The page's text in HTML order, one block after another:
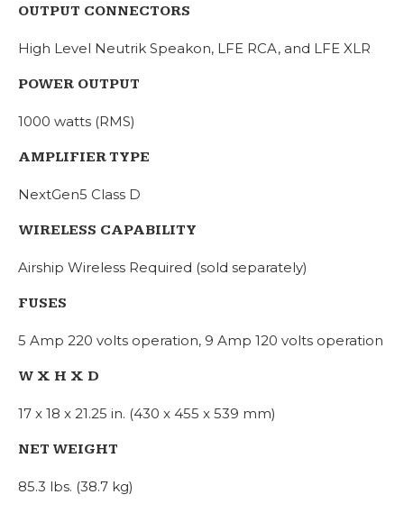
OUTPUT CONNECTORS
High Level Neutrik Speakon, LFE RCA, and LFE XLR
POWER OUTPUT
1000 watts (RMS)
AMPLIFIER TYPE
NextGen5 Class D
WIRELESS CAPABILITY
Airship Wireless Required (sold separately)
FUSES
5 Amp 220 volts operation, 9 Amp 120 volts operation
W X H X D
17 x 18 x 21.25 in. (430 x 455 x 539 mm)
NET WEIGHT
85.3 lbs. (38.7 kg)